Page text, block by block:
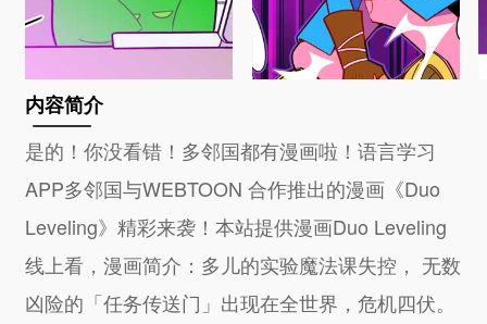
内容简介
是的！你没看错！多邻国都有漫画啦！语言学习
APP多邻国与WEBTOON 合作推出的漫画《Duo
Leveling》精彩来袭！本站提供漫画Duo Leveling
线上看，漫画简介：多儿的实验魔法课失控， 无数
凶险的「任务传送门」出现在全世界，危机四伏。